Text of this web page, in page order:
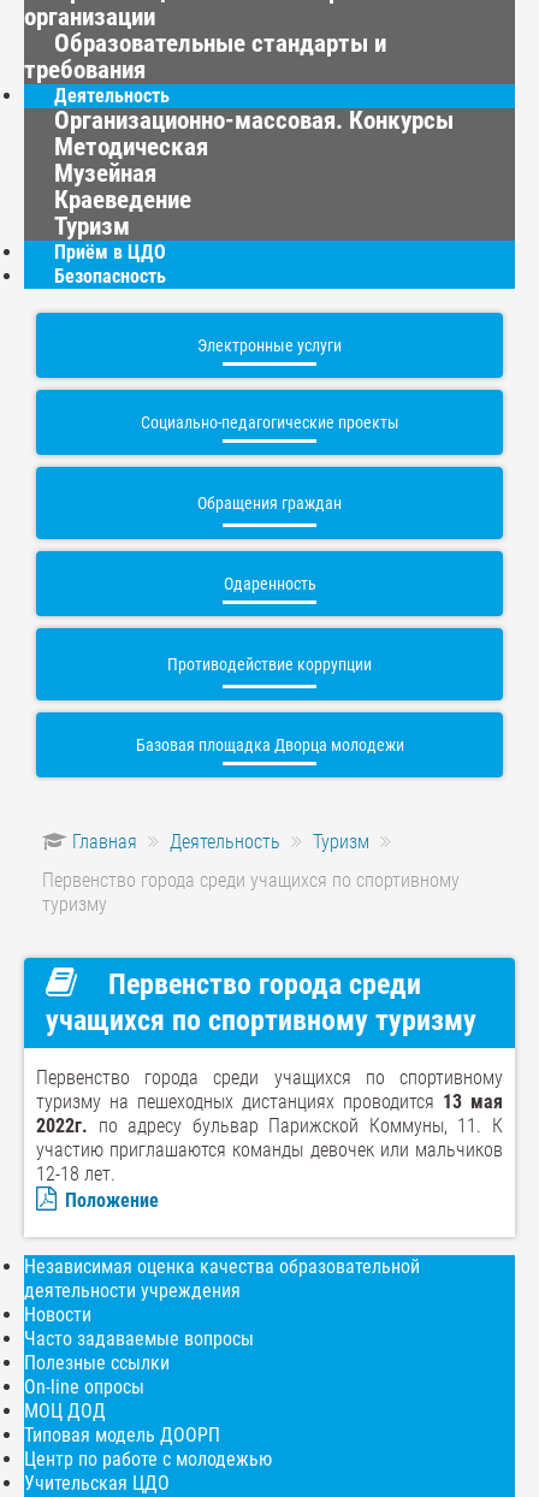
организации
Образовательные стандарты и
требования
Деятельность
Организационно-массовая. Конкурсы
Методическая
Музейная
Краеведение
Туризм
Приём в ЦДО
Безопасность
Электронные услуги
Социально-педагогические проекты
Обращения граждан
Одаренность
Противодействие коррупции
Базовая площадка Дворца молодежи
Главная Деятельность
Туризм
Первенство города среди учащихся по спортивному
туризму
Первенство города среди
учащихся по спортивному туризму
Первенство города среди учащихся по спортивному
туризму на пешеходных дистанциях проводится 13 мая
2022г. по адресу бульвар Парижской Коммуны, 11. К
участию приглашаются команды девочек или мальчиков
12-18 лет.
Положение
Независимая оценка качества образовательной
деятельности учреждения
Новости
Часто задаваемые вопросы
Полезные ссылки
On-line опросы
МОЦ ДОД
Типовая модель ДООРП
Центр по работе с молодежью
Учительская ЦДО